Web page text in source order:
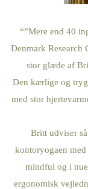
“”Mere end 40
Denmark Research
stor glæde af
Den kærlige og
med stor
Britt udviser
kontoryogaen
mindful og i
ergonomisk